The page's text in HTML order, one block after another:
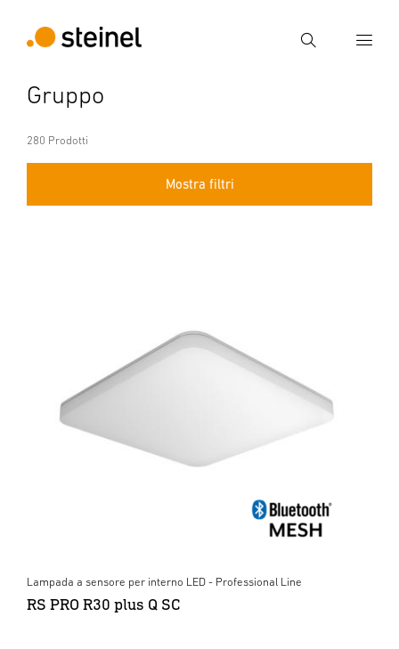
Ricerca
Gruppo
280 Prodotti
Mostra filtri
Lampada a sensore per interno LED - Professional Line
RS PRO R30 plus Q SC